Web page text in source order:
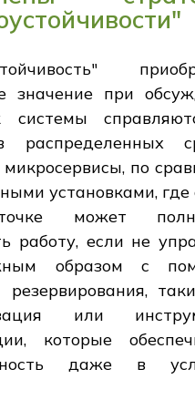
значение при
системы
распределенных
микросервисы, по
установками, где
может
работу, если не
образом с
резервирования,
или
которые
даже в